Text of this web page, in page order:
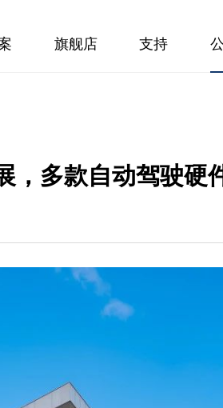
旗舰店 支持
，多款自动驾驶硬